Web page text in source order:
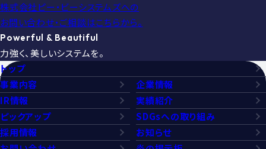
株式会社ピー・ビーシステムズへの
お問い合わせ・ご相談はこちらから。
Powerful & Beautiful
力強く、美しいシステムを。
トップ
事業内容
企業情報
IR情報
実績紹介
ピックアップ
SDGsへの取り組み
採用情報
お知らせ